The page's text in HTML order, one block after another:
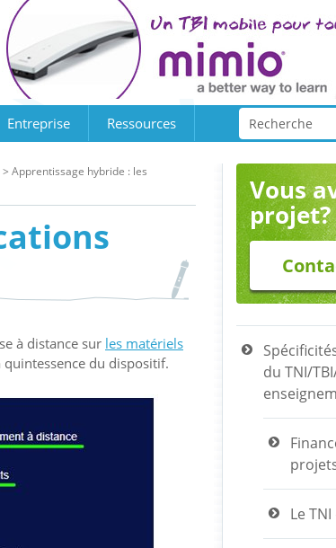
Entreprise Ressources
> Apprentissage hybride : les
à distance sur les matériels
du dispositif.
Vous
projet?
du TNI/
Le